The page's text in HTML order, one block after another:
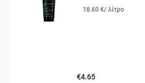
18.60 €/ λίτρο
€4.65